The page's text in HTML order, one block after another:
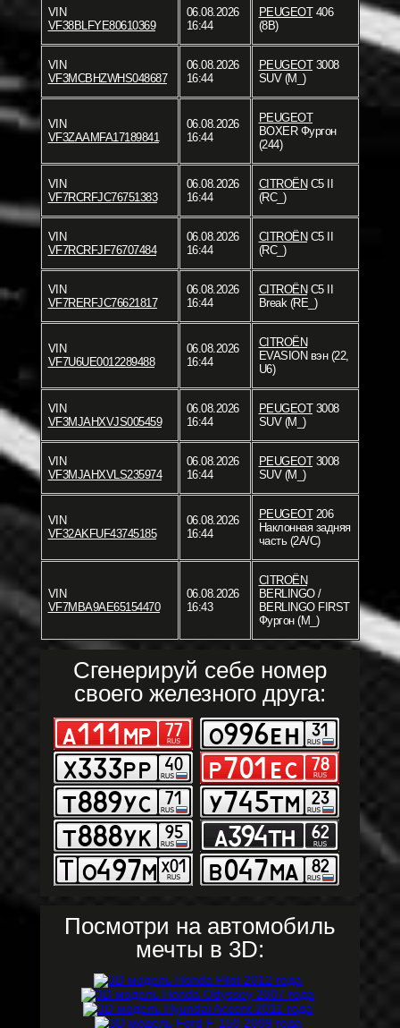
VIN
VF38BLFYE80610369
06.08.2026
16:44
PEUGEOT406
(8B)
VIN
VF3MCBHZWHS048687
06.08.2026
16:44
PEUGEOT3008
SUV (M_)
VIN
VF3ZAAMFA17189841
06.08.2026
16:44
PEUGEOT
BOXER Фургон
(244)
VIN
VF7RCRFJC76751383
06.08.2026
16:44
CITROËN C5 II
(RC_)
VIN
VF7RCRFJF76707484
06.08.2026
16:44
CITROËN C5 II
(RC_)
VIN
VF7RERFJC76621817
06.08.2026
16:44
CITROËN C5 II
Break (RE_)
VIN
VF7U6UE0012289488
06.08.2026
16:44
CITROËN
EVASION вэн (22,
U6)
VIN
VF3MJAHXVJS005459
06.08.2026
16:44
PEUGEOT3008
SUV (M_)
VIN
VF3MJAHXVLS235974
06.08.2026
16:44
PEUGEOT3008
SUV (M_)
VIN
VF32AKFUF43745185
06.08.2026
16:44
PEUGEOT206
Наклонная задняя
часть (2A/C)
VIN
VF7MBA9AE65154470
06.08.2026
16:43
CITROËN
BERLINGO /
BERLINGO FIRST
Фургон (M_)
Сгенерируй себе номер
своего железного друга:
Посмотри на автомобиль
мечты в 3D: